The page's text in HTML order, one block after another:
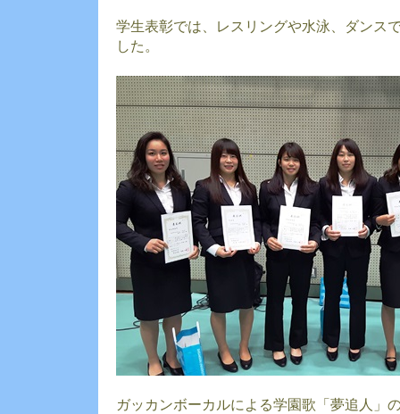
学生表彰では、レスリングや水泳、ダンス
した。
ガッカンボーカルによる学園歌「夢追人」